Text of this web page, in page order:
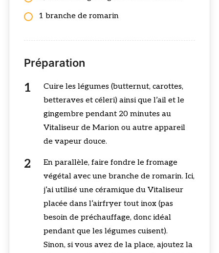
1 branche de romarin
Préparation
Cuire les légumes (butternut, carottes,
betteraves et céleri) ainsi que l’ail et le
gingembre pendant 20 minutes au
Vitaliseur de Marion ou autre appareil
de vapeur douce.
En parallèle, faire fondre le fromage
végétal avec une branche de romarin. Ici,
j’ai utilisé une céramique du Vitaliseur
placée dans l’airfryer tout inox (pas
besoin de préchauffage, donc idéal
pendant que les légumes cuisent).
Sinon, si vous avez de la place, ajoutez la